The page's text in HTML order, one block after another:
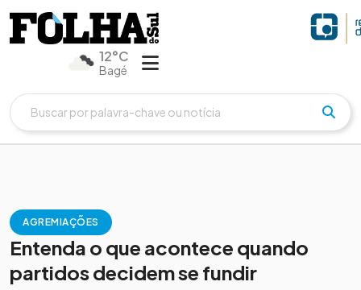
12°C
Bagé
AGREMIAÇÕES
Entenda o que acontece quando
partidos decidem se fundir